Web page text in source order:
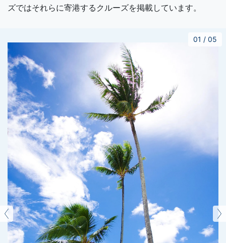
ズではそれらに寄港するクルーズを掲載しています。
01 / 05